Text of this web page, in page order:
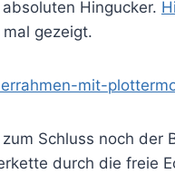
Hingucker.
mal gezeigt.
Schluss noch der
durch die freie